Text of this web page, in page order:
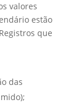
valores
estão
que
das